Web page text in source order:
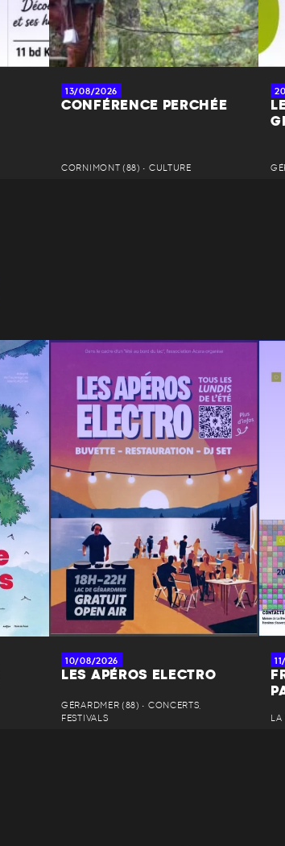
13/08/2026
CONFÉRENCE PERCHÉE
CORNIMONT (88) • CULTURE
10/08/2026
LES APÉROS ELECTRO
GÉRARDMER (88) • CONCERTS,
FESTIVALS